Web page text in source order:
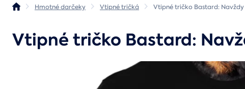
Hmotné darčeky Vtipné tričká Vtipné tričko Bastard: Navždy
Vtipné tričko Bastard: